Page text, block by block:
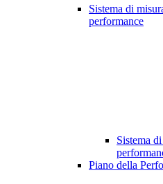
Sistema di
performance
Sistema
Piano della